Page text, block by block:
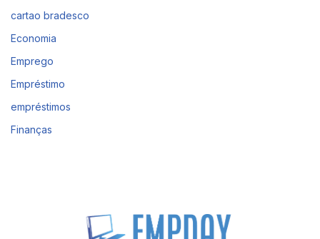
cartao bradesco
Economia
Emprego
Empréstimo
empréstimos
Finanças